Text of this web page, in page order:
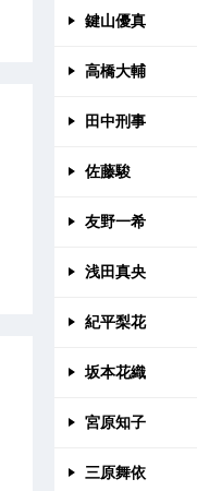
鍵山優真
高橋大輔
田中刑事
佐藤駿
友野一希
浅田真央
紀平梨花
坂本花織
宮原知子
三原舞依